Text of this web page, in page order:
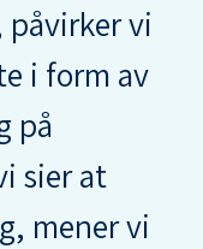
vi
i form av
på
sier at
mener vi